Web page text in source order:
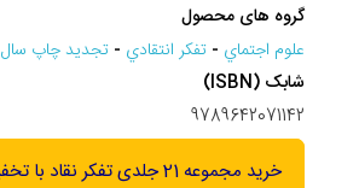
گروه های محصول
علوم اجتماي - تفکر انتقادي - تجديد چاپ سال
شابک (ISBN)
9789642071142
خرید مجموعه 21 جلدی تفکر نقاد با تخفیف ویژه